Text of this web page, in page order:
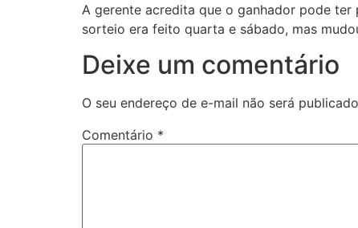
A gerente acredita que o ganhador pode
sorteio era feito quarta e sábado, mas
Deixe um comentário
O seu endereço de e-mail não será
Comentário *